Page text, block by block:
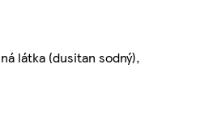
látka (dusitan sodný),